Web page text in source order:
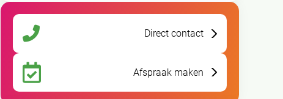
Direct contact
Afspraak maken